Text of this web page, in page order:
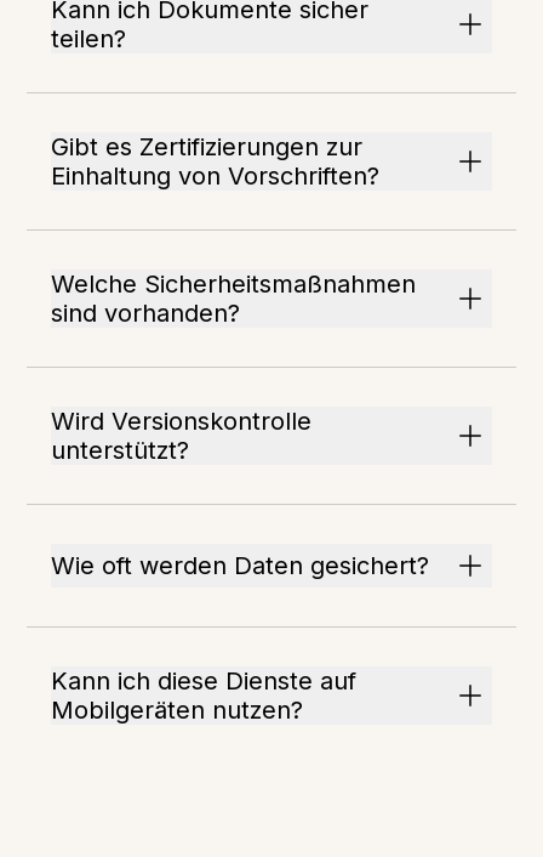
Kann ich Dokumente sicher
teilen?
Gibt es Zertifizierungen zur
Einhaltung von Vorschriften?
Welche Sicherheitsmaßnahmen
sind vorhanden?
Wird Versionskontrolle
unterstützt?
Wie oft werden Daten gesichert?
Kann ich diese Dienste auf
Mobilgeräten nutzen?